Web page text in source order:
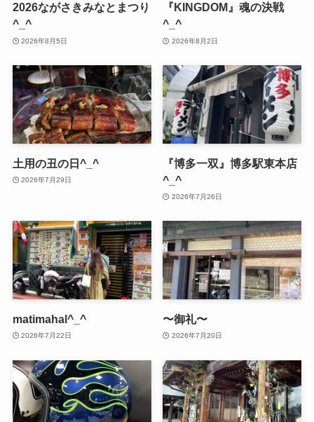
2026ながさきみなとまつり
^_^
2026年8月5日
『KINGDOM』魂の決戦
^_^
2026年8月2日
土用の丑の日^_^
2026年7月29日
『博多一双』博多駅東本店
^_^
2026年7月26日
matimahal^_^
2026年7月22日
〜御礼〜
2026年7月20日